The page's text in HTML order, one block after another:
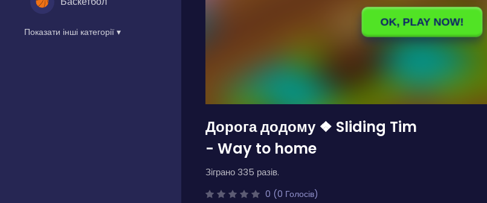
Показати інші категорії ▾
Дорога додому ❖ Sliding Tim
- Way to home
Зіграно 335 разів.
0 (0 Голосів)